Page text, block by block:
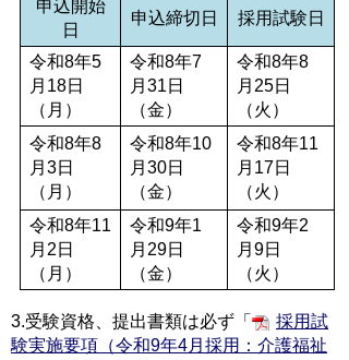
申込開始
日
申込締切日 採用試験日
令和8年5
月18日
（月）
令和8年7
月31日
（金）
令和8年8
月25日
（火）
令和8年8
月3日
（月）
令和8年10
月30日
（金）
令和8年11
月17日
（火）
令和8年11
月2日
（月）
令和9年1
月29日
（金）
令和9年2
月9日
（火）
3.受験資格、提出書類は必ず「
採用試
験実施要項（令和9年4月採用：介護福祉